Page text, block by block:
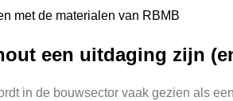
met de materialen van RBMB
een uitdaging zijn
in de bouwsector vaak gezien als